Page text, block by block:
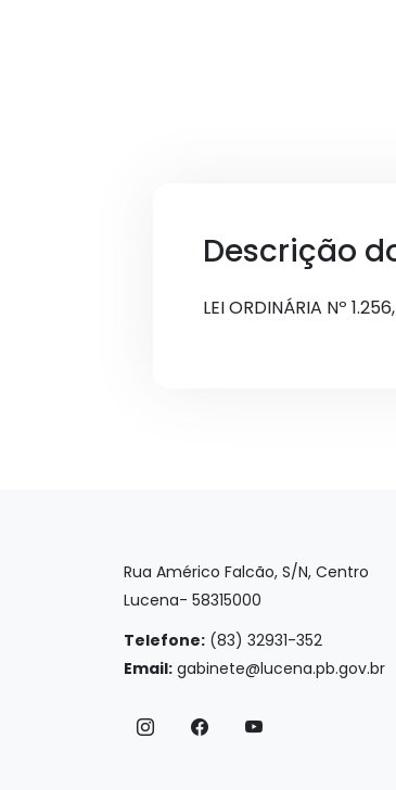
Descrição
LEI ORDINÁRIA Nº
Rua Américo Falcão, S/N, Centro
Lucena- 58315000
Telefone: (83) 32931-352
Email: gabinete@lucena.pb.gov.br